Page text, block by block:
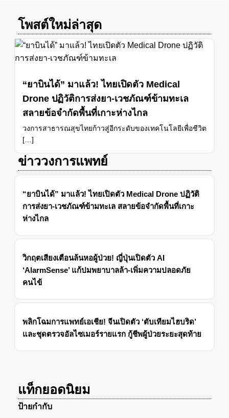
โพสต์ใหม่ล่าสุด
“ยาบินได้” มาแล้ว! ไทยเปิดตัว Medical
Drone ปฏิวัติการส่งยา-เวชภัณฑ์ข้ามทะเล
สลายข้อจำกัดพื้นที่เกาะห่างไกล
วงการสาธารณสุขไทยก้าวสู่อีกระดับของเทคโนโลยีเพื่อชีวิต
[…]
ข่าววงการแพทย์
“ยาบินได้” มาแล้ว! ไทยเปิดตัว Medical Drone ปฏิวัติ
การส่งยา-เวชภัณฑ์ข้ามทะเล สลายข้อจำกัดพื้นที่เกาะ
ห่างไกล
วิกฤตเสียงเตือนล้นหอผู้ป่วย! ญี่ปุ่นเปิดตัว AI
‘AlarmSense’ แก้ปมพยาบาลล้า-เพิ่มความปลอดภัย
คนไข้
พลิกโฉมการแพทย์เอเชีย! จีนเปิดตัว ‘ตับเทียมไฮบริด’
และชุดตรวจอัลไซเมอร์รายแรก กู้ชีพผู้ป่วยระยะสุดท้าย
แท็กยอดนิยม
ป้ายกำกับ